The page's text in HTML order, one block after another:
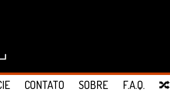
CONTATO SOBRE F.A.Q. 🔀